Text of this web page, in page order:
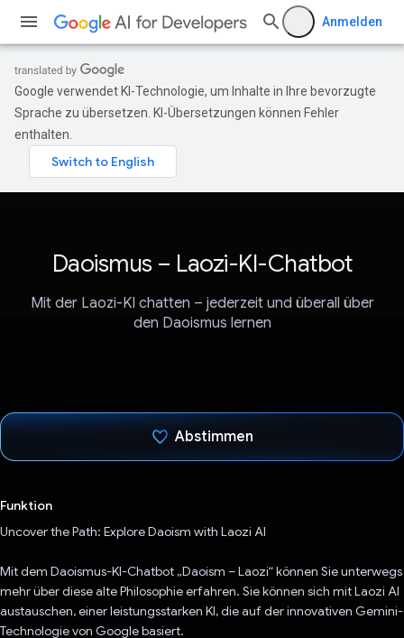
Anmelden
Google verwendet KI-Technologie, um Inhalte in Ihre bevorzugte
Sprache zu übersetzen. KI-Übersetzungen können Fehler
enthalten.
Daoismus – Laozi-KI-Chatbot
Mit der Laozi-KI chatten – jederzeit und überall über
den Daoismus lernen
Abstimmen
Funktion
Uncover the Path: Explore Daoism with Laozi AI
Mit dem Daoismus-KI-Chatbot „Daoism – Laozi“ können Sie unterwegs
mehr über diese alte Philosophie erfahren. Sie können sich mit Laozi AI
austauschen, einer leistungsstarken KI, die auf der innovativen Gemini-
Technologie von Google basiert.